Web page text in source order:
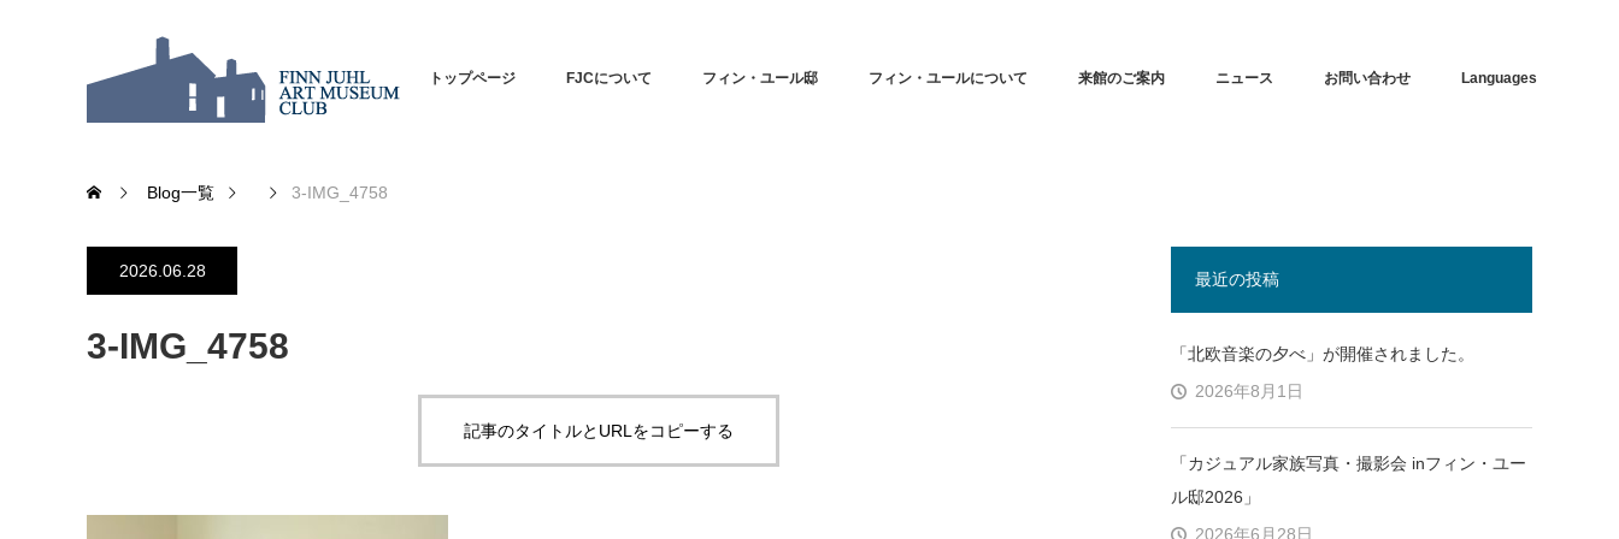
トップページ FJCについて フィン・ユール邸 フィン・ユールについて 来館のご案内 ニュース お問い合わせ Languages
Blog一覧 3-IMG_4758
2026.06.28
3-IMG_4758
記事のタイトルとURLをコピーする
最近の投稿
「北欧音楽の夕べ」が開催されました。
2026年8月1日
「カジュアル家族写真・撮影会 inフィン・ユー
ル邸2026」
2026年6月28日